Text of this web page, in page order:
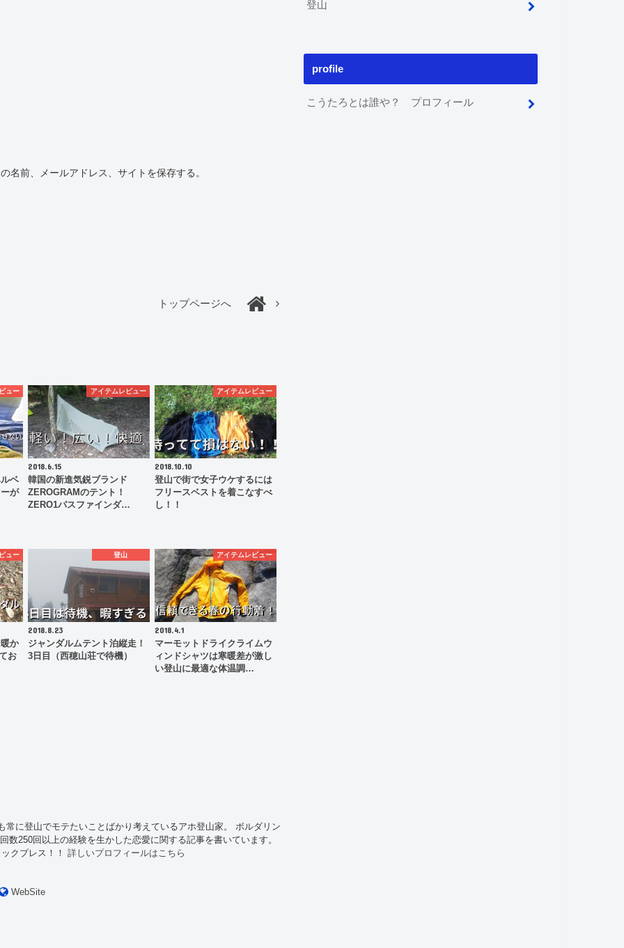
名前、メールアドレス、サイトを保存する。
トップページへ
ュー
ベ
が
アイテムレビュー
2018.6.15
韓国の新進気鋭ブランド
ZEROGRAMのテント！
ZERO1パスファインダ…
アイテムレビュー
2018.10.10
登山で街で女子ウケするには
フリースベストを着こなすべ
し！！
ュー
か
お
登山
2018.8.23
ジャンダルムテント泊縦走！
3日目（西穂山荘で待機）
アイテムレビュー
2018.4.1
マーモットドライクライムウ
ィンドシャツは寒暖差が激し
い登山に最適な体温調…
常に登山でモテたいことばかり考えているアホ登山家。 ボルダリン
数250回以上の経験を生かした恋愛に関する記事を書いています。
ックプレス！！詳しいプロフィールはこちら
WebSite
登山
profile
こうたろとは誰や？ プロフィール